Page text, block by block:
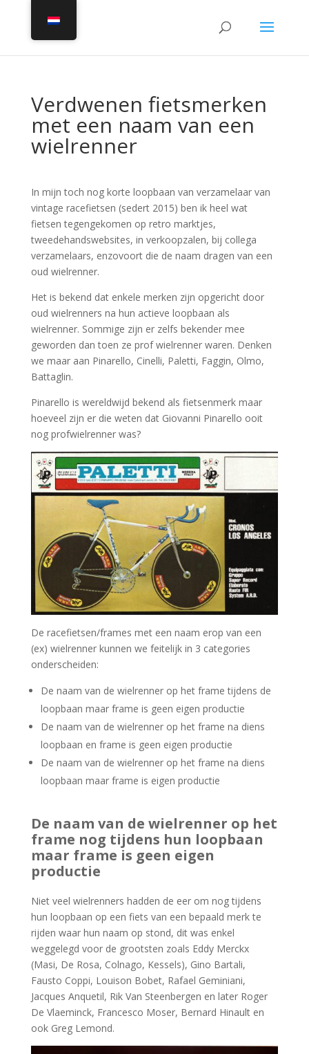
Verdwenen fietsmerken
met een naam van een
wielrenner
In mijn toch nog korte loopbaan van verzamelaar van
vintage racefietsen (sedert 2015) ben ik heel wat
fietsen tegengekomen op retro marktjes,
tweedehandswebsites, in verkoopzalen, bij collega
verzamelaars, enzovoort die de naam dragen van een
oud wielrenner.
Het is bekend dat enkele merken zijn opgericht door
oud wielrenners na hun actieve loopbaan als
wielrenner. Sommige zijn er zelfs bekender mee
geworden dan toen ze prof wielrenner waren. Denken
we maar aan Pinarello, Cinelli, Paletti, Faggin, Olmo,
Battaglin.
Pinarello is wereldwijd bekend als fietsenmerk maar
hoeveel zijn er die weten dat Giovanni Pinarello ooit
nog profwielrenner was?
De racefietsen/frames met een naam erop van een
(ex) wielrenner kunnen we feitelijk in 3 categories
onderscheiden:
De naam van de wielrenner op het frame tijdens de
loopbaan maar frame is geen eigen productie
De naam van de wielrenner op het frame na diens
loopbaan en frame is geen eigen productie
De naam van de wielrenner op het frame na diens
loopbaan maar frame is eigen productie
De naam van de wielrenner op het
frame nog tijdens hun loopbaan
maar frame is geen eigen
productie
Niet veel wielrenners hadden de eer om nog tijdens
hun loopbaan op een fiets van een bepaald merk te
rijden waar hun naam op stond, dit was enkel
weggelegd voor de grootsten zoals Eddy Merckx
(Masi, De Rosa, Colnago, Kessels), Gino Bartali,
Fausto Coppi, Louison Bobet, Rafael Geminiani,
Jacques Anquetil, Rik Van Steenbergen en later Roger
De Vlaeminck, Francesco Moser, Bernard Hinault en
ook Greg Lemond.